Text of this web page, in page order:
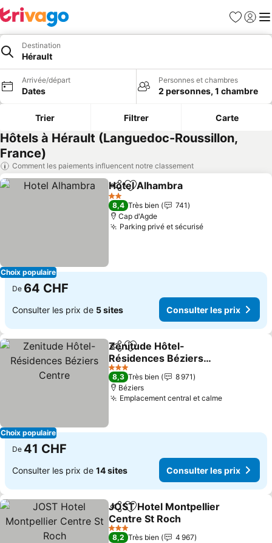
Favoris
Se
Destination
Hérault
Arrivée/départ
Dates
Personnes et chambres
2 personnes, 1 chambre
Trier Filtrer Carte
Hôtels à Hérault (Languedoc-Roussillon,
France)
Comment les paiements influencent notre classement
Choix populaire
PartagerAjouter à mes favoris
Hotel Alhambra
2 Étoiles
8,4 Très bien
741
Cap d'Agde
Parking privé et sécuriséConsulter les
De 64 CHF
Consulter les prix de 5 sites Consulter les prix
Choix populaire
PartagerAjouter à mes favoris
Zenitude Hôtel-
Résidences Béziers
Centre
Consulter les prix
3 Étoiles
8,3 Très bien
8 971
Béziers
Emplacement central et calmeConsulter
De 41 CHF
Consulter les prix de 14 sites Consulter les prix
PartagerAjouter à mes favoris
JOST Hotel Montpellier
Centre St Roch
Consulter les prix
3 Étoiles
8,2 Très bien
4 967